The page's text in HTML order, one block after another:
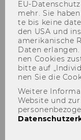
Die
schützt. Bitte
In­hal­te
Falls Sie
haben Sie
hal­te.
EU-​
mehr. Sie
te bis keine
den USA und
amerikanische
Daten
nen Coo­kies
bitte auf
nen Sie die
Weitere
Website und